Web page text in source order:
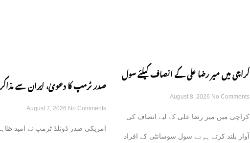
کراچی میں میر رضا علی کے انصاف کیلئے سول
سوسائٹی سڑکوں پر آ گئی
August 8, 2026 No Comments
کراچی میں میر رضا علی کے لیے انصاف کی
آواز بلند کرتے ہوئے سول سوسائٹی کے افراد
صدر ٹرمپ کا دعویٰ، ایران سے
کامیاب ہوں گے، آبنائے ہرمز جلد
August 7, 2026 No Comments
امریکی صدر ڈونلڈ ٹرمپ نے امید